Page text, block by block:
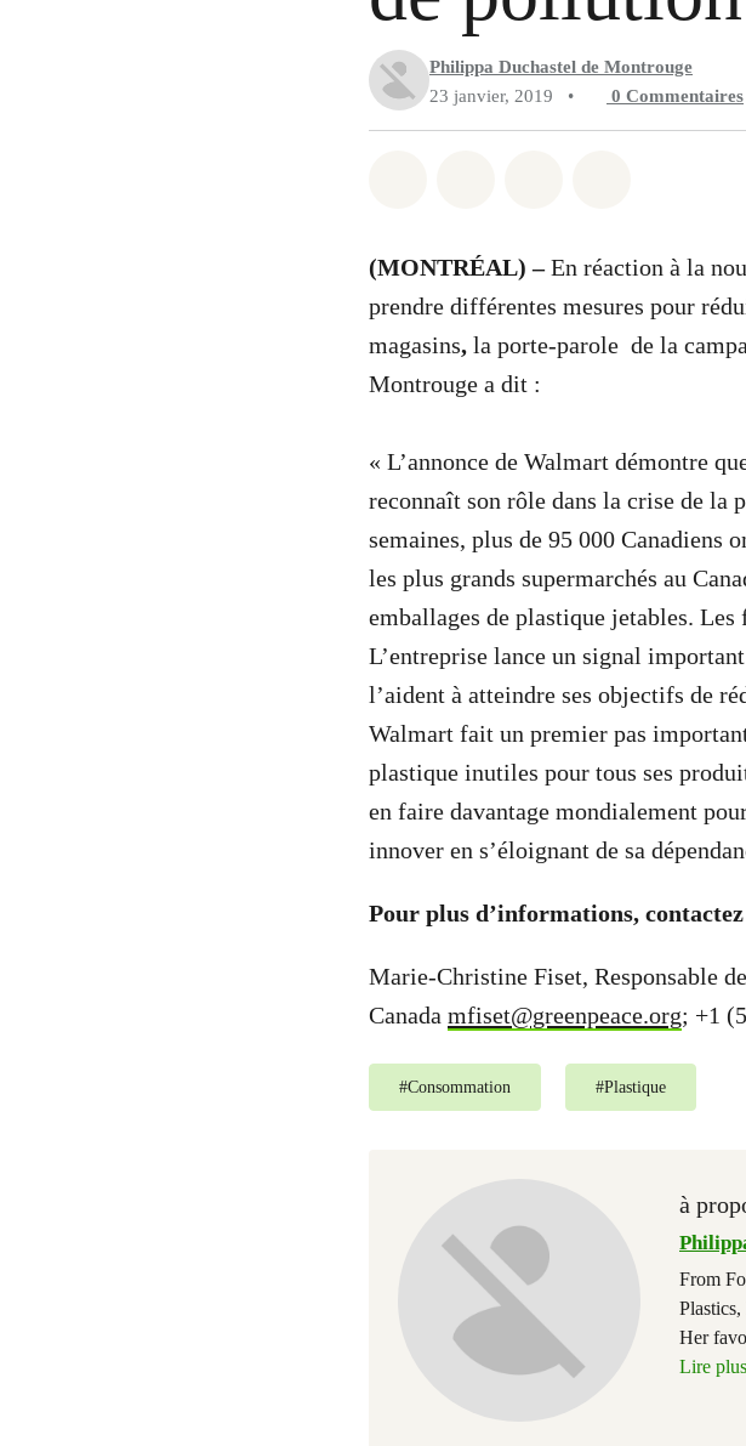
Philippa Duchastel de Montrouge
23 janvier, 2019
• 0 Commentaires
(MONTRÉAL) –En réaction à la
prendre différentes mesures pour
magasins, la porte-parole de la
Montrouge a dit :
« L’annonce de Walmart démontre
reconnaît son rôle dans la crise de la
semaines, plus de 95 000 Canadiens
les plus grands supermarchés au
emballages de plastique jetables.
L’entreprise lance un signal
l’aident à atteindre ses objectifs de
Walmart fait un premier pas
plastique inutiles pour tous ses
en faire davantage mondialement
innover en s’éloignant de sa
Pour plus d’informations,
Marie-Christine Fiset, Responsable
Canada mfiset@greenpeace.org; +1
#Consommation #Plastique
à
From
Her
Lire plus